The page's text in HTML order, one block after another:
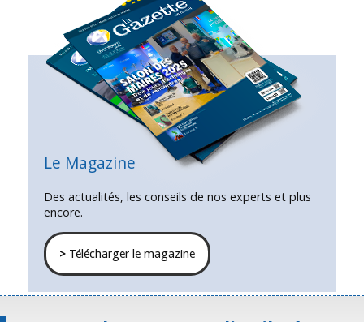
Le Magazine
Des actualités, les conseils de nos experts et plus
encore.
>Télécharger le magazine